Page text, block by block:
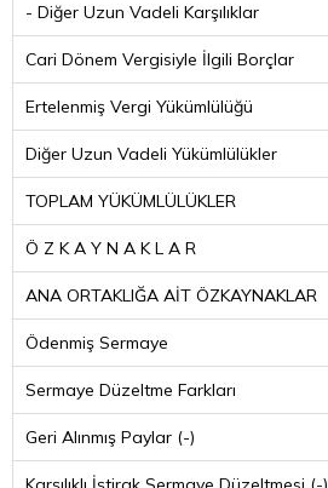
- Diğer Uzun Vadeli Karşılıklar
Cari Dönem Vergisiyle İlgili Borçlar
Ertelenmiş Vergi Yükümlülüğü
Diğer Uzun Vadeli Yükümlülükler
TOPLAM YÜKÜMLÜLÜKLER
Ö Z K A Y N A K L A R
ANA ORTAKLIĞA AİT ÖZKAYNAKLAR
Ödenmiş Sermaye
Sermaye Düzeltme Farkları
Geri Alınmış Paylar (-)